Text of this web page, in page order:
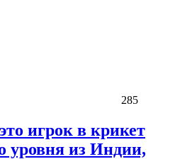
285
игрок в крикет
уровня из Индии,